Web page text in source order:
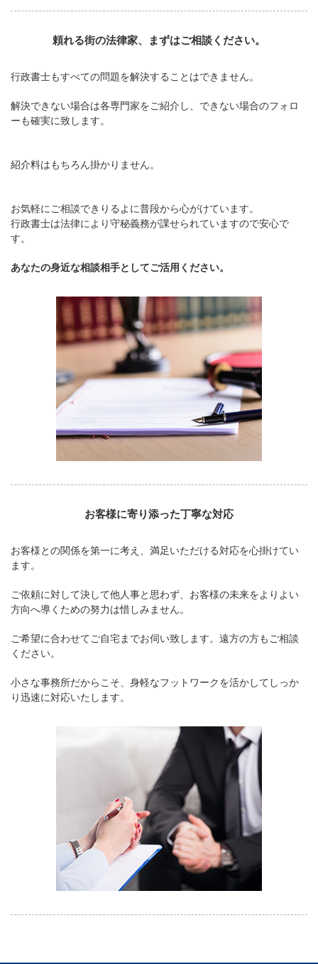
頼れる街の法律家、まずはご相談ください。
行政書士もすべての問題を解決することはできません。
解決できない場合は各専門家をご紹介し、できない場合のフォロ
ーも確実に致します。
紹介料はもちろん掛かりません。
お気軽にご相談できりるよに普段から心がけています。
行政書士は法律により守秘義務が課せられていますので安心で
す。
あなたの身近な相談相手としてご活用ください。
お客様に寄り添った丁寧な対応
お客様との関係を第一に考え、満足いただける対応を心掛けてい
ます。
ご依頼に対して決して他人事と思わず、お客様の未来をよりよい
方向へ導くための努力は惜しみません。
ご希望に合わせてご自宅までお伺い致します。遠方の方もご相談
ください。
小さな事務所だからこそ、身軽なフットワークを活かしてしっか
り迅速に対応いたします。